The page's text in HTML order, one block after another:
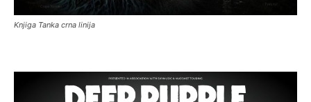
Knjiga Tanka crna linija